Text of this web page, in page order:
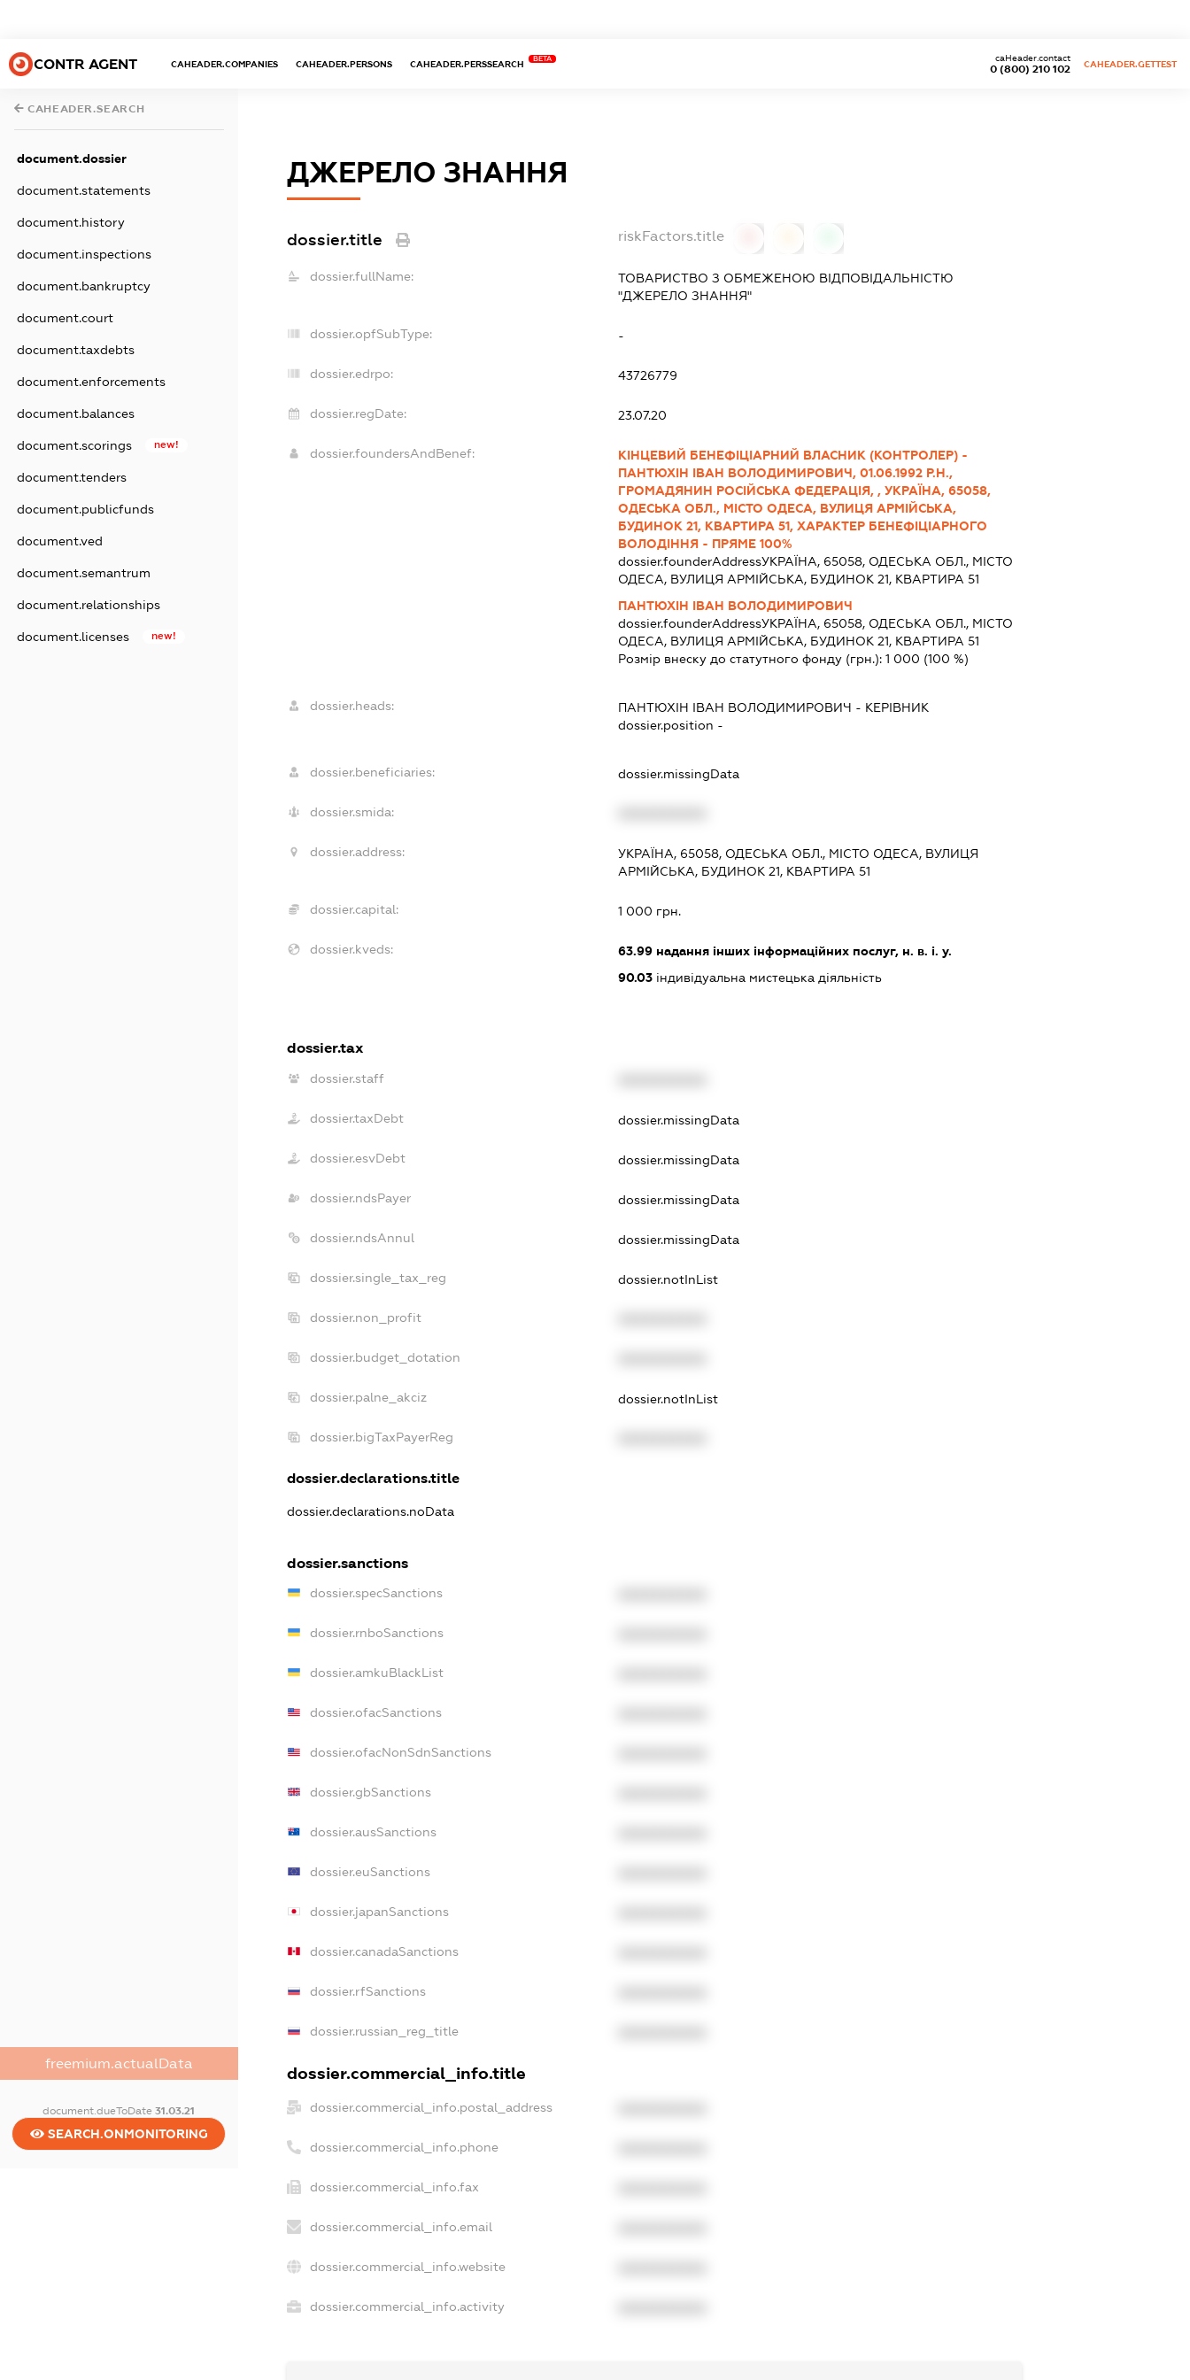
CONTR AGENT CAHEADER.COMPANIES CAHEADER.PERSONS CAHEADER.PERSSEARCH
BETA
0 (800) 210 102
caHeader.contact
CAHEADER.GETTEST
CAHEADER.SEARCH
document.dossier
document.statements
document.history
document.inspections
document.bankruptcy
document.court
document.taxdebts
document.enforcements
document.balances
document.scorings new!
document.tenders
document.publicfunds
document.ved
document.semantrum
document.relationships
document.licenses new!
freemium.actualData
document.dueToDate31.03.21
SEARCH.ONMONITORING
ДЖЕРЕЛО ЗНАННЯ
dossier.title riskFactors.title
dossier.fullName:
ТОВАРИСТВО З ОБМЕЖЕНОЮ ВІДПОВІДАЛЬНІСТЮ
"ДЖЕРЕЛО ЗНАННЯ"
dossier.opfSubType: -
dossier.edrpo: 43726779
dossier.regDate: 23.07.20
dossier.foundersAndBenef:
КІНЦЕВИЙ БЕНЕФІЦІАРНИЙ ВЛАСНИК (КОНТРОЛЕР) -
ПАНТЮХІН ІВАН ВОЛОДИМИРОВИЧ, 01.06.1992 Р.Н.,
ГРОМАДЯНИН РОСІЙСЬКА ФЕДЕРАЦІЯ, , УКРАЇНА, 65058,
ОДЕСЬКА ОБЛ., МІСТО ОДЕСА, ВУЛИЦЯ АРМІЙСЬКА,
БУДИНОК 21, КВАРТИРА 51, ХАРАКТЕР БЕНЕФІЦІАРНОГО
ВОЛОДІННЯ - ПРЯМЕ 100%
dossier.founderAddressУКРАЇНА, 65058, ОДЕСЬКА ОБЛ., МІСТО
ОДЕСА, ВУЛИЦЯ АРМІЙСЬКА, БУДИНОК 21, КВАРТИРА 51
ПАНТЮХІН ІВАН ВОЛОДИМИРОВИЧ
dossier.founderAddressУКРАЇНА, 65058, ОДЕСЬКА ОБЛ., МІСТО
ОДЕСА, ВУЛИЦЯ АРМІЙСЬКА, БУДИНОК 21, КВАРТИРА 51
Розмір внеску до статутного фонду (грн.): 1 000 (100 %)
dossier.heads: ПАНТЮХІН ІВАН ВОЛОДИМИРОВИЧ - КЕРІВНИК
dossier.position -
dossier.beneficiaries: dossier.missingData
dossier.smida:
dossier.address:
УКРАЇНА, 65058, ОДЕСЬКА ОБЛ., МІСТО ОДЕСА, ВУЛИЦЯ
АРМІЙСЬКА, БУДИНОК 21, КВАРТИРА 51
dossier.capital: 1 000 грн.
dossier.kveds: 63.99надання інших інформаційних послуг, н. в. і. у.
90.03індивідуальна мистецька діяльність
dossier.tax
dossier.staff
dossier.taxDebt dossier.missingData
dossier.esvDebt dossier.missingData
dossier.ndsPayer dossier.missingData
dossier.ndsAnnul dossier.missingData
dossier.single_tax_reg dossier.notInList
dossier.non_profit
dossier.budget_dotation
dossier.palne_akciz dossier.notInList
dossier.bigTaxPayerReg
dossier.declarations.title
dossier.declarations.noData
dossier.sanctions
dossier.specSanctions
dossier.rnboSanctions
dossier.amkuBlackList
dossier.ofacSanctions
dossier.ofacNonSdnSanctions
dossier.gbSanctions
dossier.ausSanctions
dossier.euSanctions
dossier.japanSanctions
dossier.canadaSanctions
dossier.rfSanctions
dossier.russian_reg_title
dossier.commercial_info.title
dossier.commercial_info.postal_address
dossier.commercial_info.phone
dossier.commercial_info.fax
dossier.commercial_info.email
dossier.commercial_info.website
dossier.commercial_info.activity